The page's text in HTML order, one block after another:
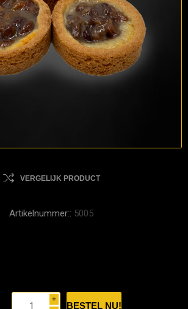
VERGELIJK PRODUCT
Artikelnummer:: 5005
i